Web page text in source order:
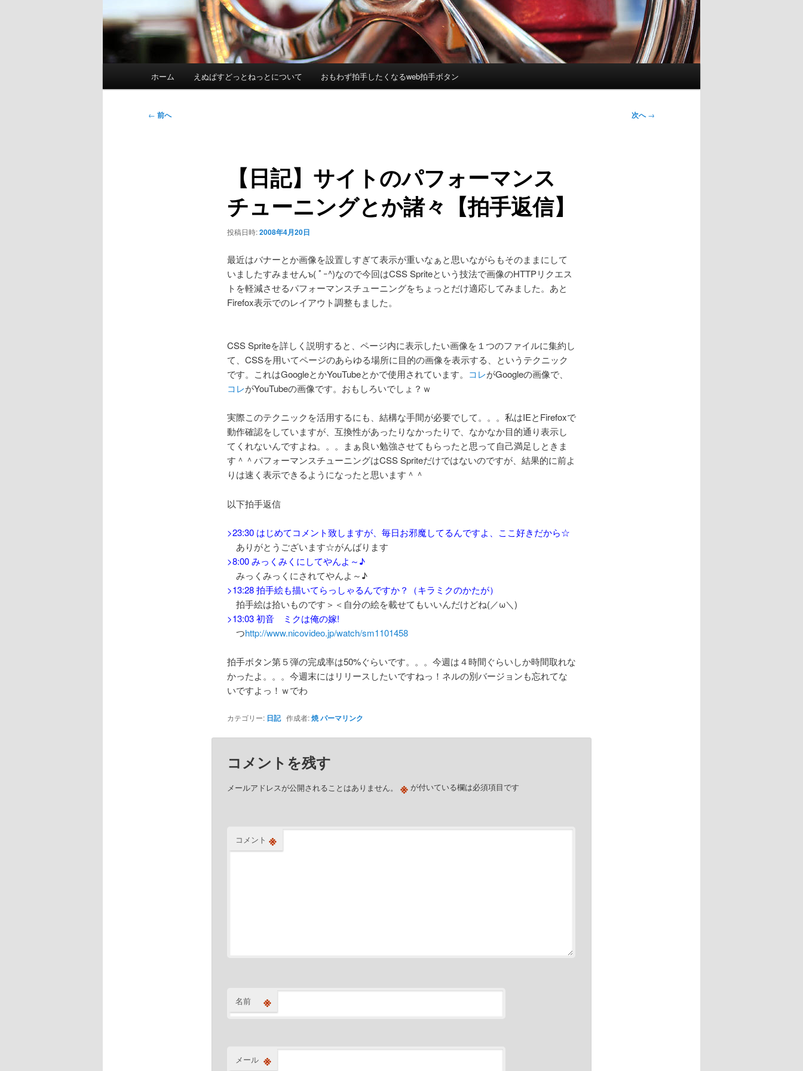
ホーム えぬぱすどっとねっとについて おもわず拍手したくなるweb拍手ボタン
投
← 前へ 次へ→
【日記】サイトのパフォーマンス
チューニングとか諸々【拍手返信】
投稿日時:2008年4月20日
最近はバナーとか画像を設置しすぎて表示が重いなぁと思いながらもそのままにして
いましたすみませんъ( ﾟｰ^)なので今回はCSS Spriteという技法で画像のHTTPリクエス
トを軽減させるパフォーマンスチューニングをちょっとだけ適応してみました。あと
Firefox表示でのレイアウト調整もました。
CSS Spriteを詳しく説明すると、ページ内に表示したい画像を１つのファイルに集約し
て、CSSを用いてページのあらゆる場所に目的の画像を表示する、というテクニック
です。これはGoogleとかYouTubeとかで使用されています。
コレがGoogleの画像で、
コレがYouTubeの画像です。おもしろいでしょ？ｗ
実際このテクニックを活用するにも、結構な手間が必要でして。。。私はIEとFirefoxで
動作確認をしていますが、互換性があったりなかったりで、なかなか目的通り表示し
てくれないんですよね。。。まぁ良い勉強させてもらったと思って自己満足しときま
す＾＾パフォーマンスチューニングはCSS Spriteだけではないのですが、結果的に前よ
りは速く表示できるようになったと思います＾＾
以下拍手返信
>23:30 はじめてコメント致しますが、毎日お邪魔してるんですよ、ここ好きだから☆
ありがとうございます☆がんばります
>8:00 みっくみくにしてやんよ～♪
みっくみっくにされてやんよ～♪
>13:28 拍手絵も描いてらっしゃるんですか？（キラミクのかたが）
拍手絵は拾いものです＞＜自分の絵を載せてもいいんだけどね(／ω＼)
>13:03 初音 ミクは俺の嫁!
つhttp://www.nicovideo.jp/watch/sm1101458
拍手ボタン第５弾の完成率は50%ぐらいです。。。今週は４時間ぐらいしか時間取れな
かったよ。。。今週末にはリリースしたいですねっ！ネルの別バージョンも忘れてな
いですよっ！ｗでわ
カテゴリー: 日記作成者:焼パーマリンク
コメントを残す
メールアドレスが公開されることはありません。 ※が付いている欄は必須項目です
コメント ※
名前 ※
メール ※